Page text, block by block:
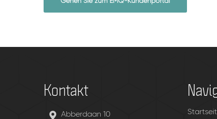
Kontakt
Abberdaan 10